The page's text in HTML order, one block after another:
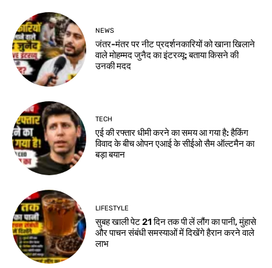
NEWS
जंतर-मंतर पर नीट प्रदर्शनकारियों को खाना खिलाने
वाले मोहम्मद जुनैद का इंटरव्यू: बताया किसने की
उनकी मदद
TECH
एई की रफ्तार धीमी करने का समय आ गया है: हैकिंग
विवाद के बीच ओपन एआई के सीईओ सैम ऑल्टमैन का
बड़ा बयान
LIFESTYLE
सुबह खाली पेट 21 दिन तक पी लें लौंग का पानी, मुंहासे
और पाचन संबंधी समस्याओं में दिखेंगे हैरान करने वाले
लाभ